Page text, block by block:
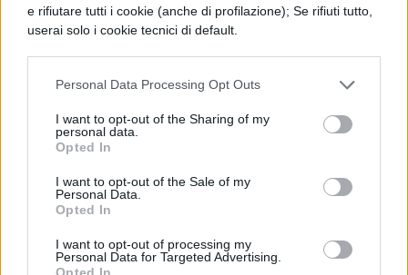
e rifiutare tutti i cookie (anche di profilazione); Se rifiuti tutto,
userai solo i cookie tecnici di default.
Personal Data Processing Opt Outs
I want to opt-out of the Sharing of my
personal data.
Opted In
I want to opt-out of the Sale of my
Personal Data.
Opted In
I want to opt-out of processing my
Personal Data for Targeted Advertising.
Opted In
una prescrizione corretta per gli
occhiali . Questo progresso, sebbene
vita. L’utilizzo prolungato degli schermi
digitali e la diminuzione delle attività
all’aperto durante l’infanzia hanno infatti
ampliato il bacino di popolazione che
necessita di correzioni visive.